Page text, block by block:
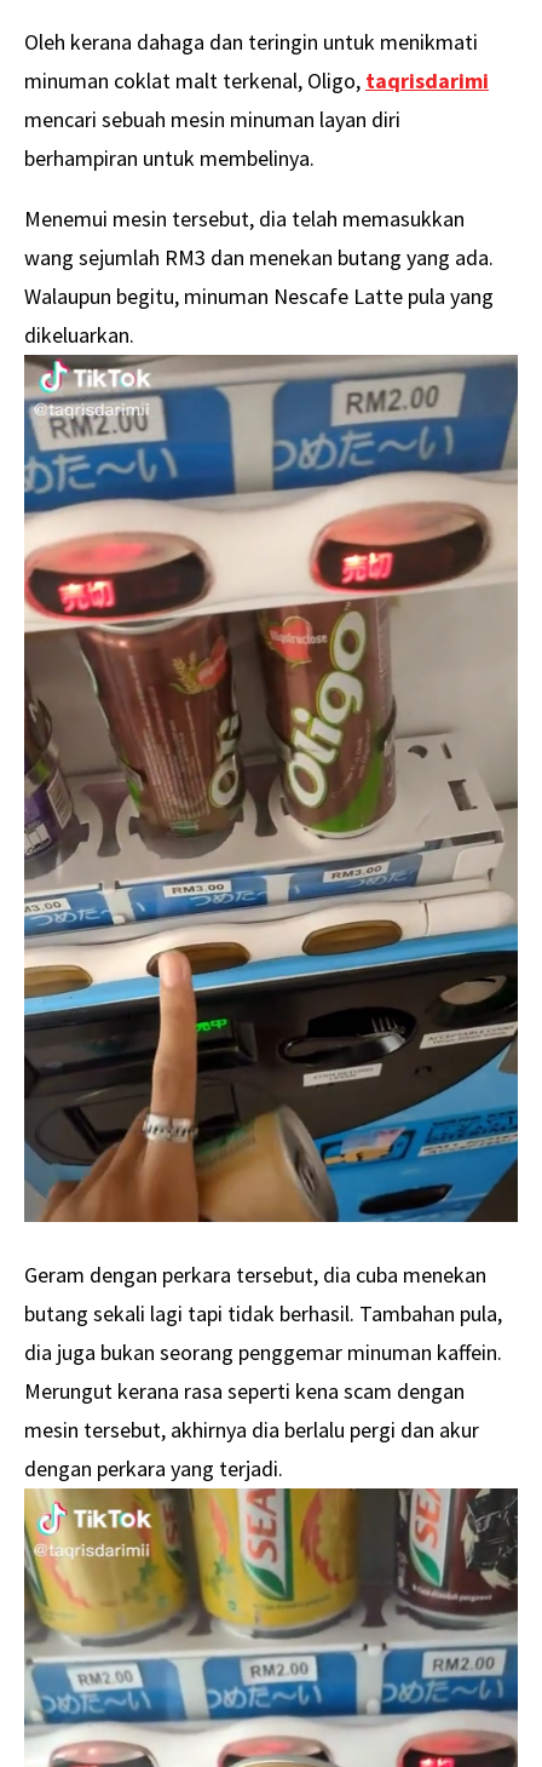
Oleh kerana dahaga dan teringin untuk menikmati
minuman coklat malt terkenal, Oligo, taqrisdarimi
mencari sebuah mesin minuman layan diri
berhampiran untuk membelinya.
Menemui mesin tersebut, dia telah memasukkan
wang sejumlah RM3 dan menekan butang yang ada.
Walaupun begitu, minuman Nescafe Latte pula yang
dikeluarkan.
Geram dengan perkara tersebut, dia cuba menekan
butang sekali lagi tapi tidak berhasil. Tambahan pula,
dia juga bukan seorang penggemar minuman kaffein.
Merungut kerana rasa seperti kena scam dengan
mesin tersebut, akhirnya dia berlalu pergi dan akur
dengan perkara yang terjadi.